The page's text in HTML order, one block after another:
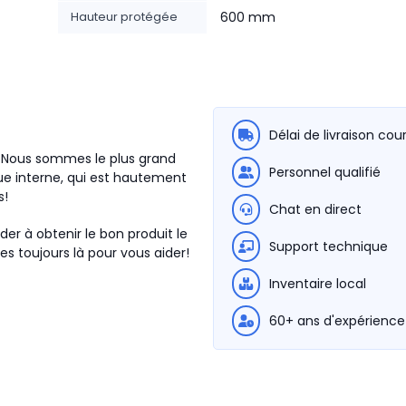
Hauteur protégée 600 mm
sommes le plus grand
interne, qui est hautement
à obtenir le bon produit le
toujours là pour vous aider!
Délai de livraison
Personnel qualifié
Chat en direct
Support technique
Inventaire local
60+ ans d'expérience